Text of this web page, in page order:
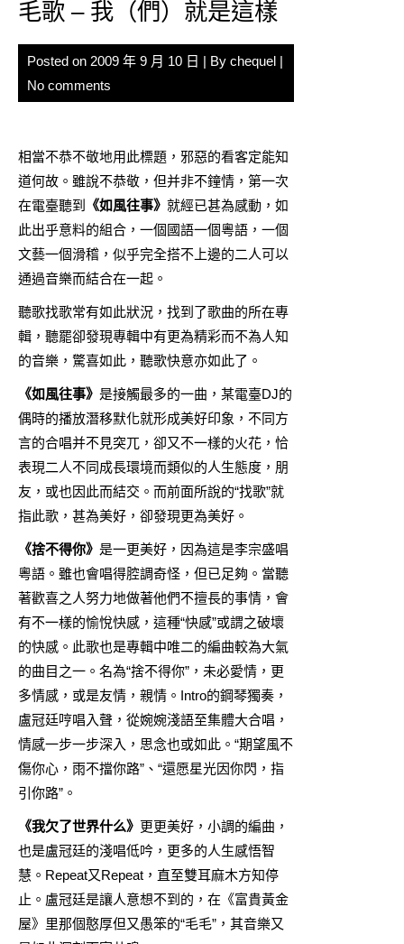
毛歌 – 我（們）就是這樣
Posted on 2009 年 9 月 10 日 | By chequel
No comments
相當不恭不敬地用此標題，邪惡的看客定能知
道何故。雖說不恭敬，但并非不鐘情，第一次
在電臺聽到
《如風往事》 就經已甚為感動，如
此出乎意料的組合，一個國語一個粵語，一個
文藝一個滑稽，似乎完全搭不上邊的二人可以
通過音樂而結合在一起。
聽歌找歌常有如此狀況，找到了歌曲的所在專
輯，聽罷卻發現專輯中有更為精彩而不為人知
的音樂，驚喜如此，聽歌快意亦如此了。
《如風往事》 是接觸最多的一曲，某電臺DJ的
偶時的播放潛移默化就形成美好印象，不同方
言的合唱并不見突兀，卻又不一樣的火花，恰
表現二人不同成長環境而類似的人生態度，朋
友，或也因此而結交。而前面所說的“找歌”就
指此歌，甚為美好，卻發現更為美好。
《捨不得你》 是一更美好，因為這是李宗盛唱
粵語。雖也會唱得腔調奇怪，但已足夠。當聽
著歡喜之人努力地做著他們不擅長的事情，會
有不一樣的愉悅快感，這種“快感”或謂之破壞
的快感。此歌也是專輯中唯二的編曲較為大氣
的曲目之一。名為“捨不得你”，未必愛情，更
多情感，或是友情，親情。Intro的鋼琴獨奏，
盧冠廷哼唱入聲，從婉婉淺語至集體大合唱，
情感一步一步深入，思念也或如此。“期望風不
傷你心，雨不擋你路”、“還愿星光因你閃，指
引你路”。
《我欠了世界什么》 更更美好，小調的編曲，
也是盧冠廷的淺唱低吟，更多的人生感悟智
慧。Repeat又Repeat，直至雙耳麻木方知停
止。盧冠廷是讓人意想不到的，在《富貴黃金
屋》里那個憨厚但又愚笨的“毛毛”，其音樂又